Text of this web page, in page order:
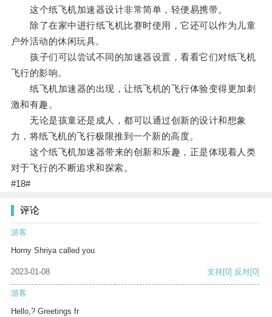
这个纸飞机加速器设计非常简单，轻便易携带。
除了在家中进行纸飞机比赛时使用，它还可以作为儿童
户外活动的休闲玩具。
孩子们可以尝试不同的加速器设置，看看它们对纸飞机
飞行的影响。
纸飞机加速器的出现，让纸飞机的飞行体验变得更加刺
激和有趣。
无论是孩童还是成人，都可以通过创新的设计和想象
力，将纸飞机的飞行极限推到一个新的高度。
这个纸飞机加速器带来的创新和乐趣，正是体现着人类
对于飞行的不断追求和探索。
#18#
评论
游客
Horny Shriya called you
2023-01-08 支持[0] 反对[0]
游客
Hello,? Greetings fr